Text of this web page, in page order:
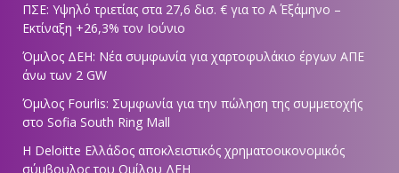
ΠΣΕ: Υψηλό τριετίας στα 27,6 δισ. € για το Α΄ Εξάμηνο –
Εκτίναξη +26,3% τον Ιούνιο
Όμιλος ΔΕΗ: Νέα συμφωνία για χαρτοφυλάκιο έργων ΑΠΕ
άνω των 2 GW
Όμιλος Fourlis: Συμφωνία για την πώληση της συμμετοχής
στο Sofia South Ring Mall
Η Deloitte Ελλάδος αποκλειστικός χρηματοοικονομικός
σύμβουλος του Ομίλου ΔΕΗ